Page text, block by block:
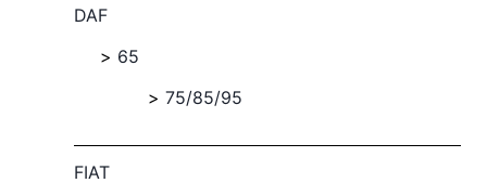
DAF
65
75/85/95
FIAT